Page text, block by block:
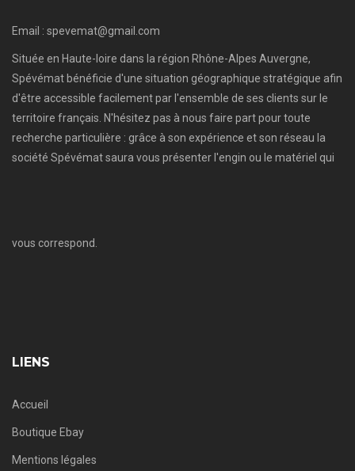
Email : spevemat@gmail.com
Située en Haute-loire dans la région Rhône-Alpes Auvergne,
Spévémat bénéficie d'une situation géographique stratégique afin
d'être accessible facilement par l'ensemble de ses clients sur le
territoire français. N'hésitez pas à nous faire part pour toute
recherche particulière : grâce à son expérience et son réseau la
société Spévémat saura vous présenter l'engin ou le matériel qui
vous correspond.
LIENS
Accueil
Boutique Ebay
Mentions légales